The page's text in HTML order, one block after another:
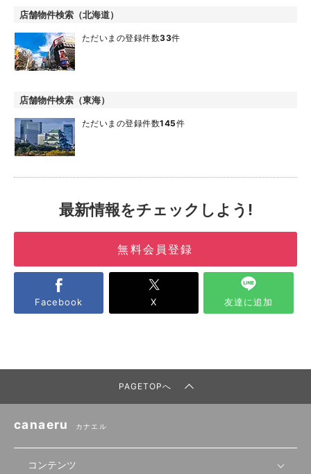
店舗物件検索（北海道）
ただいまの登録件数33件
店舗物件検索（東海）
ただいまの登録件数145件
最新情報をチェックしよう!
無料会員登録
Facebook X 友達に追加
PAGETOPへ
canaeru カナエル
コンテンツ